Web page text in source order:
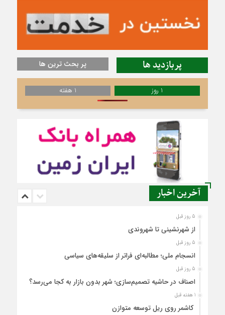
پربازدید ها پر بحث ترین ها
1 روز 1 هفته
آخرین اخبار
5 روز قبل
از شهرنشینی تا شهروندی
5 روز قبل
انسجام ملی؛ مطالبه‌ای فراتر از سلیقه‌های سیاسی
5 روز قبل
اصناف در حاشیه تصمیم‌سازی؛ شهر بدون بازار به کجا می‌رسد؟
1 هفته قبل
کاشمر روی ریل توسعه متوازن